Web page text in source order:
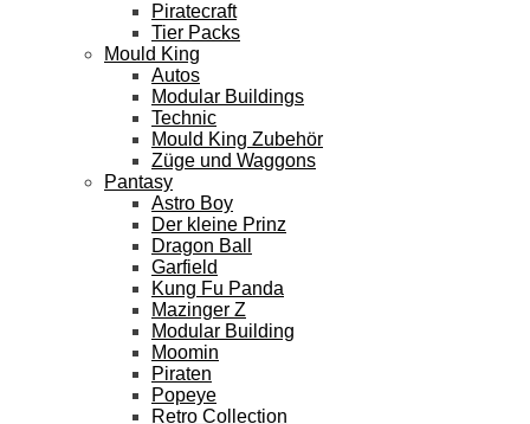
Piratecraft
Tier Packs
Mould King
Autos
Modular Buildings
Technic
Mould King Zubehör
Züge und Waggons
Pantasy
Astro Boy
Der kleine Prinz
Dragon Ball
Garfield
Kung Fu Panda
Mazinger Z
Modular Building
Moomin
Piraten
Popeye
Retro Collection